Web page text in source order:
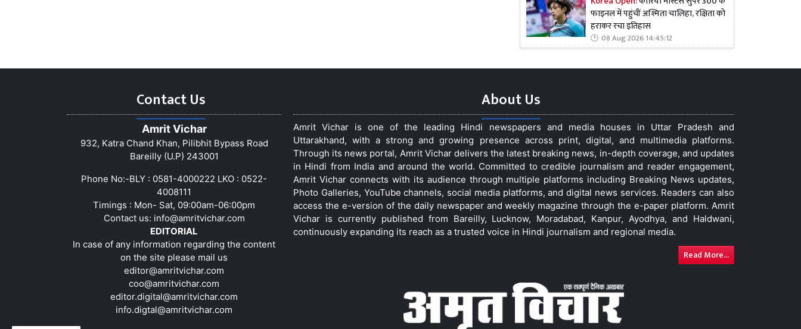
फाइनल में पहुंचीं अश्मिता चालिहा, रक्षिता को
हराकर रचा इतिहास
08 Aug 2026 14:45:12
Contact Us
Amrit Vichar
932, Katra Chand Khan, Pilibhit Bypass Road
Bareilly (U.P) 243001
Phone No:-BLY : 0581-4000222 LKO : 0522-
4008111
Timings : Mon- Sat, 09:00am-06:00pm
Contact us: info@amritvichar.com
EDITORIAL
In case of any information regarding the content
on the site please mail us
editor@amritvichar.com
coo@amritvichar.com
editor.digital@amritvichar.com
info.digtal@amritvichar.com
About Us
Amrit Vichar is one of the leading Hindi newspapers and media houses in Uttar Pradesh and
Uttarakhand, with a strong and growing presence across print, digital, and multimedia platforms.
Through its news portal, Amrit Vichar delivers the latest breaking news, in-depth coverage, and updates
in Hindi from India and around the world. Committed to credible journalism and reader engagement,
Amrit Vichar connects with its audience through multiple platforms including Breaking News updates,
Photo Galleries, YouTube channels, social media platforms, and digital news services. Readers can also
access the e-version of the daily newspaper and weekly magazine through the e-paper platform. Amrit
Vichar is currently published from Bareilly, Lucknow, Moradabad, Kanpur, Ayodhya, and Haldwani,
continuously expanding its reach as a trusted voice in Hindi journalism and regional media.
Read More...